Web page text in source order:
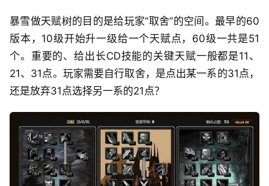
暴雪做天赋树的目的是给玩家“取舍”的空间。最早的60
版本，10级开始升一级给一个天赋点，60级一共是51
个。重要的、给出长CD技能的关键天赋一般都是11、
21、31点。玩家需要自行取舍，是点出某一系的31点，
还是放弃31点选择另一系的21点？